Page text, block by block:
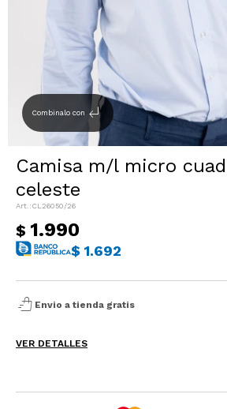
Combinalo con subdirectory_arrow_left
Camisa m/l micro
celeste
CL26050/26
$ 1.990
$ 1.692
shopping_bag_speed Envio a tienda gratis
VER DETALLES
Ver todo
T-shirts y Tops
Ver todo